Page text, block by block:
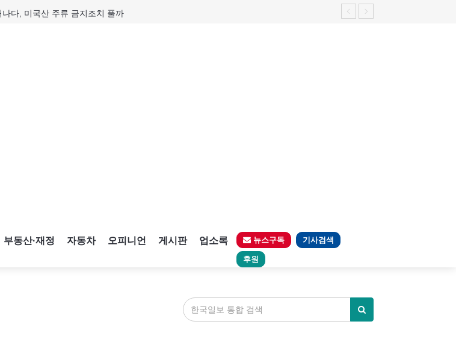
나다, 미국산 주류 금지조치 풀까
부동산·재정 자동차 오피니언 게시판 업소록 뉴스구독 기사검색
후원